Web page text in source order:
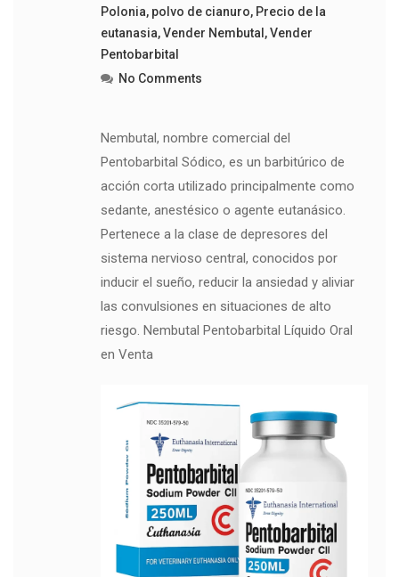
Polonia, polvo de cianuro, Precio de la
eutanasia,Vender Nembutal ,Vender
Pentobarbital
No Comments
Nembutal, nombre comercial del
Pentobarbital Sódico, es un barbitúrico de
acción corta utilizado principalmente como
sedante, anestésico o agente eutanásico.
Pertenece a la clase de depresores del
sistema nervioso central, conocidos por
inducir el sueño, reducir la ansiedad y aliviar
las convulsiones en situaciones de alto
riesgo. Nembutal Pentobarbital Líquido Oral
en Venta